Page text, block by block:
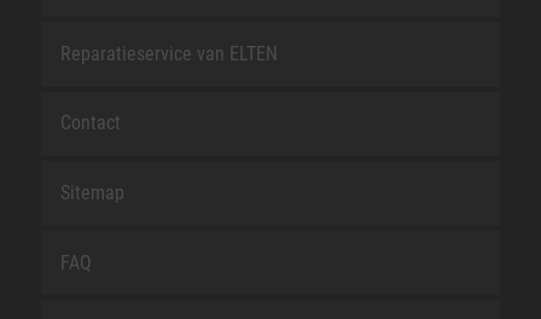
Reparatieservice van ELTEN
Contact
Sitemap
FAQ